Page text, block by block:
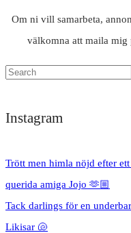
Om ni vill samarbeta,
välkomna att maila mig
Instagram
Trött men himla nöjd efter
querida amiga Jojo 🫶🏼
Tack darlings för en
Likisar 🐚